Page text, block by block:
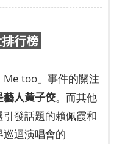
行榜
too」事件的關注
人黃子佼。而其他
發話題的賴佩霞和
迴演唱會的